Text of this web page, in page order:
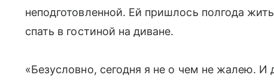
неподготовленной. Ей пришлось полгода
спать в гостиной на диване.
«Безусловно, сегодня я не о чем не жалею.